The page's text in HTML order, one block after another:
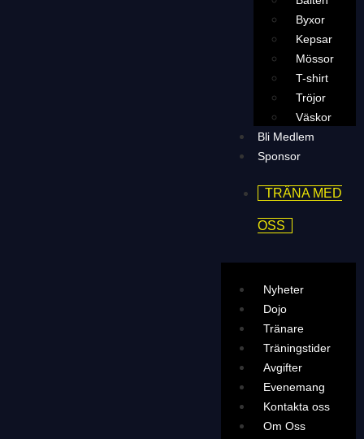
Byxor
Kepsar
Mössor
T-shirt
Tröjor
Väskor
Bli Medlem
Sponsor
TRÄNA MED
OSS
Nyheter
Dojo
Tränare
Träningstider
Avgifter
Evenemang
Kontakta oss
Om Oss